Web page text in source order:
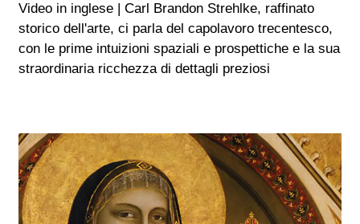
Video in inglese | Carl Brandon Strehlke, raffinato
storico dell'arte, ci parla del capolavoro trecentesco,
con le prime intuizioni spaziali e prospettiche e la sua
straordinaria ricchezza di dettagli preziosi